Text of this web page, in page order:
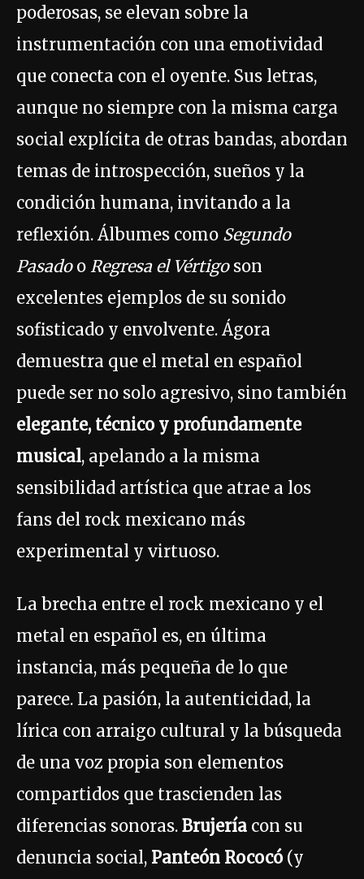
poderosas, se elevan sobre la
instrumentación con una emotividad
que conecta con el oyente. Sus letras,
aunque no siempre con la misma carga
social explícita de otras bandas, abordan
temas de introspección, sueños y la
condición humana, invitando a la
reflexión. Álbumes como Segundo
Pasadoo Regresa el Vértigoson
excelentes ejemplos de su sonido
sofisticado y envolvente. Ágora
demuestra que el metal en español
puede ser no solo agresivo, sino también
elegante, técnico y profundamente
musical, apelando a la misma
sensibilidad artística que atrae a los
fans del rock mexicano más
experimental y virtuoso.
La brecha entre el rock mexicano y el
metal en español es, en última
instancia, más pequeña de lo que
parece. La pasión, la autenticidad, la
lírica con arraigo cultural y la búsqueda
de una voz propia son elementos
compartidos que trascienden las
diferencias sonoras. Brujería con su
denuncia social, Panteón Rococó(y